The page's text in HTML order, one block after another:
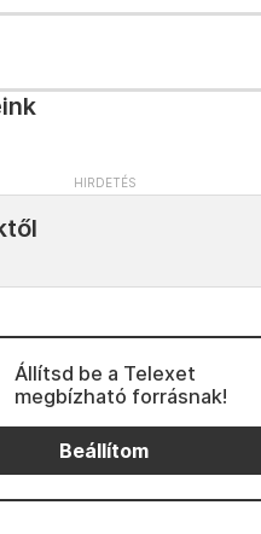
Állítsd be a Telexet
megbízható forrásnak!
Beállítom